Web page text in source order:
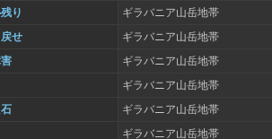
り
ギラバニア山岳地帯
せ
ギラバニア山岳地帯
ギラバニア山岳地帯
ギラバニア山岳地帯
ギラバニア山岳地帯
ギラバニア山岳地帯